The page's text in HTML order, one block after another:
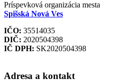
Príspevková organizácia mesta
Spišská Nová Ves
IČO: 35514035
DIČ: 2020504398
IČ DPH: SK2020504398
Adresa a kontakt